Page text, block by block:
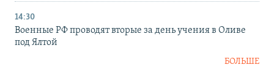
14:30
Военные РФ проводят вторые за день учения в Оливе
под Ялтой
БОЛЬШЕ